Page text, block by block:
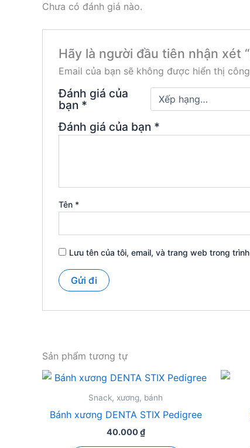
Chưa có đánh giá nào.
Hãy là người đầu tiên nhận xét
Email của bạn sẽ không được hiển thị
Đánh giá của
bạn *
Đánh giá của bạn *
Tên *
Lưu tên của tôi, email, và trang web trong
Sản phẩm tương tự
Snack, xương, bánh
Bánh xương DENTA STIX Pedigree
40.000₫